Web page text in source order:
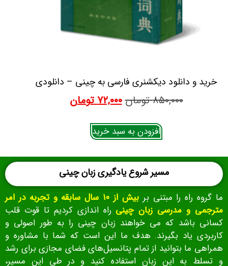
خرید و دانلود دیکشنری فارسی به چینی – دانلودی
۸۵۰,۰۰۰تومان۷۲,۰۰۰تومان
افزودن به سبد خرید
مسیر شروع یادگیری زبان چینی
ما گروه راه را مبتنی بر
بیش از ۱۰ سال سابقه و تجربه در امر
مترجمی و مدرسی زبان چینی راه اندازی کردیم تا قوت قلب
کسانی باشد که می خواهند زبان چینی را به طور اصولی و
کاربردی یاد بگیرند. هدف ما این است که شما با مشاوره و
همراهی ما بتوانید از تمام پتانسیل‌های فضای مجازی برای رشد
و تسلط به این زبان استفاده کنید و در طی این مسیر،